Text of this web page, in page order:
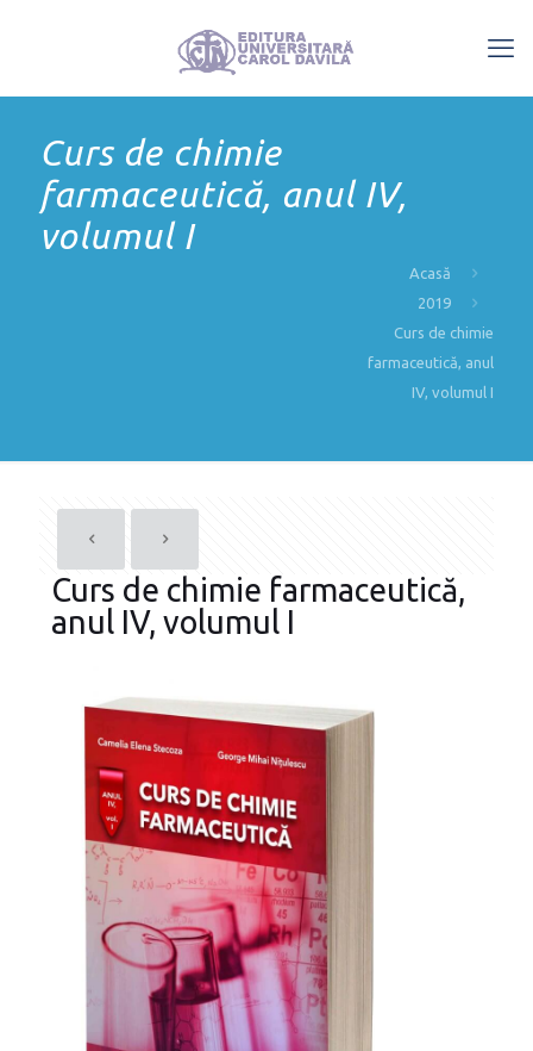
Curs de chimie
farmaceutică, anul IV,
volumul I
Acasă
2019
Curs de chimie
farmaceutică, anul
IV, volumul I
Curs de chimie farmaceutică,
anul IV, volumul I